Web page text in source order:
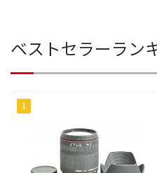
ベストセラーラン